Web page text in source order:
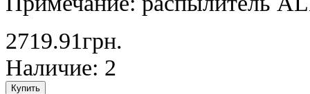
2719.91грн.
Наличие: 2